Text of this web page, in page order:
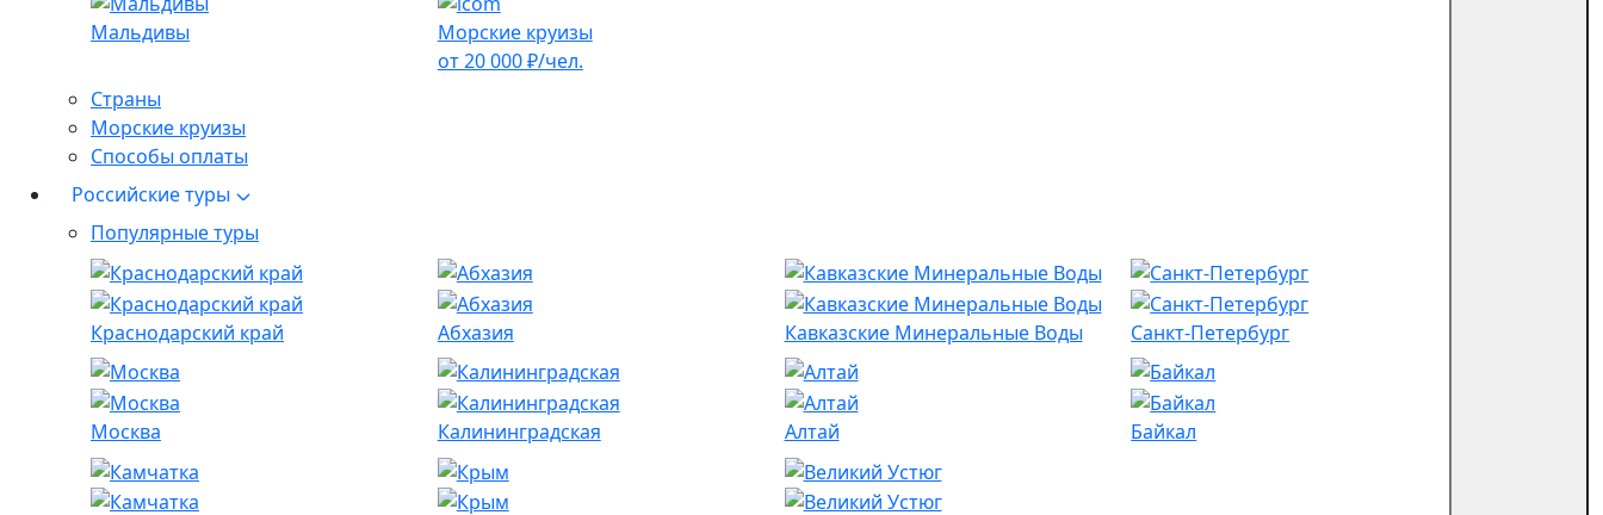
Мальдивы
Морские круизы
от 20 000 ₽/чел.
Страны
Морские круизы
Способы оплаты
Российские туры
Популярные туры
Краснодарский край Абхазия Кавказские Минеральные Воды Санкт-Петербург
Москва Калининградская Алтай Байкал